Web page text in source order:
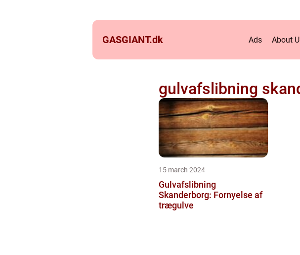
GASGIANT.dk Ads About
gulvafslibning
15 march 2024
Gulvafslibning
Skanderborg: Fornyelse af
trægulve